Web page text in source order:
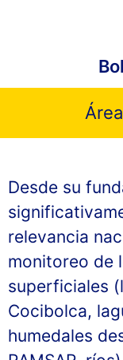
Desde su
relevancia
monitoreo de
superficiales
Cocibolca,
humedales